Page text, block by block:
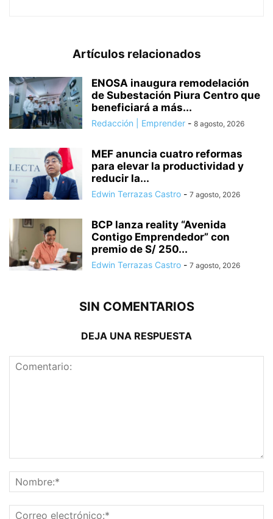
Artículos relacionados
ENOSA inaugura remodelación
de Subestación Piura Centro que
beneficiará a más...
Redacción | Emprender - 8 agosto, 2026
MEF anuncia cuatro reformas
para elevar la productividad y
reducir la...
Edwin Terrazas Castro - 7 agosto, 2026
BCP lanza reality “Avenida
Contigo Emprendedor” con
premio de S/ 250...
Edwin Terrazas Castro - 7 agosto, 2026
SIN COMENTARIOS
DEJA UNA RESPUESTA